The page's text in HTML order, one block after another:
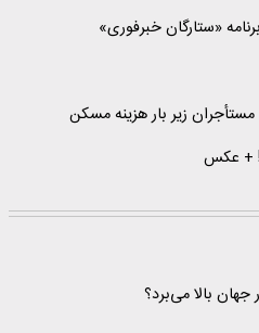
«ستارگان خبرفوری»
مستأجران زیر بار هزینه مسکن
+ عکس